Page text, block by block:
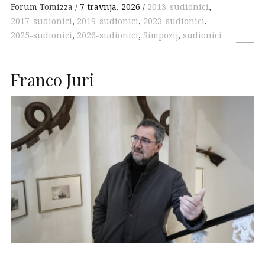
Forum Tomizza 7 travnja, 2026 2013-sudionici,
2017-sudionici, 2019-sudionici, 2023-sudionici,
2025-sudionici, 2026-sudionici, Simpozij, sudionici
Franco Juri